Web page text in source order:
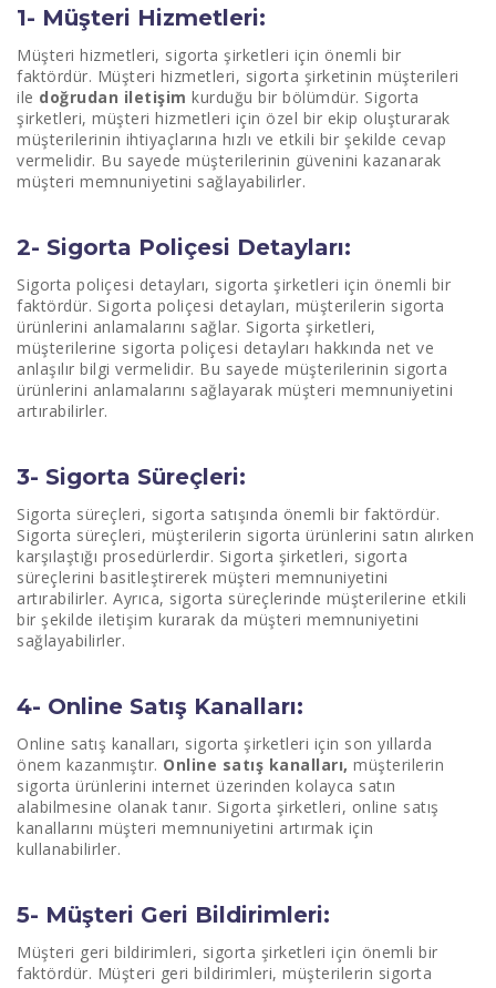
1- Müşteri Hizmetleri:
Müşteri hizmetleri, sigorta şirketleri için önemli bir
faktördür. Müşteri hizmetleri, sigorta şirketinin müşterileri
ile doğrudan iletişim kurduğu bir bölümdür. Sigorta
şirketleri, müşteri hizmetleri için özel bir ekip oluşturarak
müşterilerinin ihtiyaçlarına hızlı ve etkili bir şekilde cevap
vermelidir. Bu sayede müşterilerinin güvenini kazanarak
müşteri memnuniyetini sağlayabilirler.
2- Sigorta Poliçesi Detayları:
Sigorta poliçesi detayları, sigorta şirketleri için önemli bir
faktördür. Sigorta poliçesi detayları, müşterilerin sigorta
ürünlerini anlamalarını sağlar. Sigorta şirketleri,
müşterilerine sigorta poliçesi detayları hakkında net ve
anlaşılır bilgi vermelidir. Bu sayede müşterilerinin sigorta
ürünlerini anlamalarını sağlayarak müşteri memnuniyetini
artırabilirler.
3- Sigorta Süreçleri:
Sigorta süreçleri, sigorta satışında önemli bir faktördür.
Sigorta süreçleri, müşterilerin sigorta ürünlerini satın alırken
karşılaştığı prosedürlerdir. Sigorta şirketleri, sigorta
süreçlerini basitleştirerek müşteri memnuniyetini
artırabilirler. Ayrıca, sigorta süreçlerinde müşterilerine etkili
bir şekilde iletişim kurarak da müşteri memnuniyetini
sağlayabilirler.
4- Online Satış Kanalları:
Online satış kanalları, sigorta şirketleri için son yıllarda
önem kazanmıştır. Online satış kanalları, müşterilerin
sigorta ürünlerini internet üzerinden kolayca satın
alabilmesine olanak tanır. Sigorta şirketleri, online satış
kanallarını müşteri memnuniyetini artırmak için
kullanabilirler.
5- Müşteri Geri Bildirimleri:
Müşteri geri bildirimleri, sigorta şirketleri için önemli bir
faktördür. Müşteri geri bildirimleri, müşterilerin sigorta